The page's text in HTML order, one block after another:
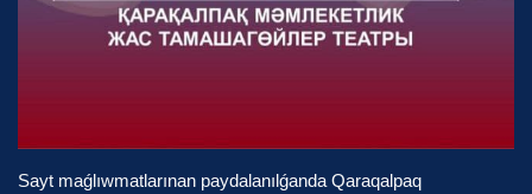
Sayt maǵlıwmatlarınan paydalanılǵanda Qaraqalpaq